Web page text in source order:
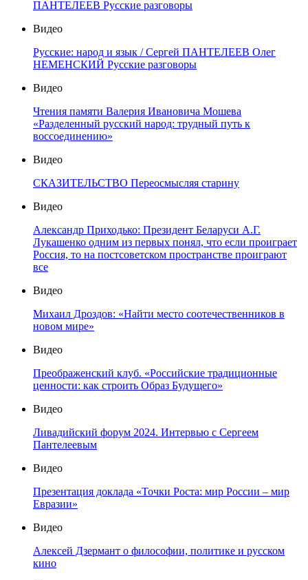
ПАНТЕЛЕЕВ Русские разговоры
Видео
Русские: народ и язык / Сергей ПАНТЕЛЕЕВ Олег
НЕМЕНСКИЙ Русские разговоры
Видео
Чтения памяти Валерия Ивановича Мошева
«Разделенный русский народ: трудный путь к
воссоединению»
Видео
СКАЗИТЕЛЬСТВО Переосмысляя старину
Видео
Александр Приходько: Президент Беларуси А.Г.
Лукашенко одним из первых понял, что если проиграет
Россия, то на постсоветском пространстве проиграют
все
Видео
Михаил Дроздов: «Найти место соотечественников в
новом мире»
Видео
Преображенский клуб. «Российские традиционные
ценности: как строить Образ Будущего»
Видео
Ливадийский форум 2024. Интервью с Сергеем
Пантелеевым
Видео
Презентация доклада «Точки Роста: мир России – мир
Евразии»
Видео
Алексей Дзермант о философии, политике и русском
кино